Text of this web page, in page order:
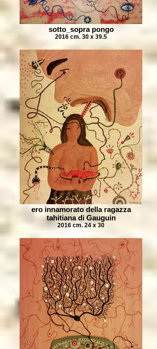
sotto_sopra pongo
2016 cm. 30 x 39.5
ero innamorato della ragazza
tahitiana di Gauguin
2016 cm. 24 x 30